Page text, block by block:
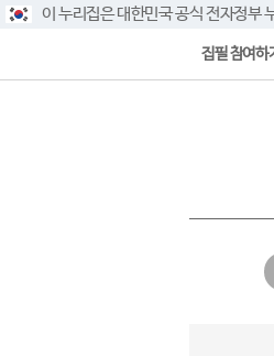
이 누리집은 대한민국 공식 전자정부
집필 참여하